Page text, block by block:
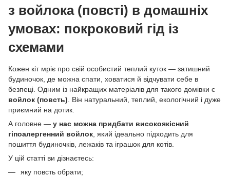
з войлока (повсті) в домашніх
умовах: покроковий гід із
схемами
Кожен кіт мріє про свій особистий теплий куток — затишний
будиночок, де можна спати, ховатися й відчувати себе в
безпеці. Одним із найкращих матеріалів для такого домівки є
войлок (повсть). Він натуральний, теплий, екологічний і дуже
приємний на дотик.
А головне — у нас можна придбати високоякісний
гіпоалергенний войлок, який ідеально підходить для
пошиття будиночків, лежаків та іграшок для котів.
У цій статті ви дізнаєтесь:
яку повсть обрати;